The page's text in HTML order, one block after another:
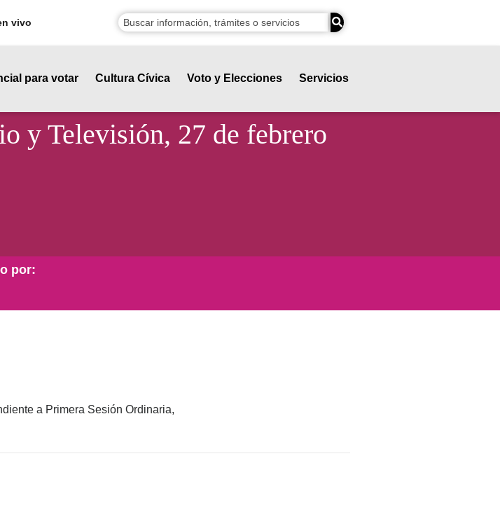
vivo
para votar Cultura Cívica Voto y Elecciones Servicios
y Televisión, 27 de febrero
por:
a Primera Sesión Ordinaria,